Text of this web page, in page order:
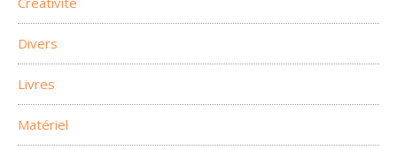
Divers
Livres
Matériel